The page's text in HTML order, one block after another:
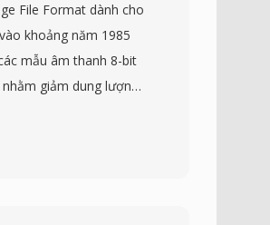
File Format dành cho
khoảng năm 1985
mẫu âm thanh 8-bit
giảm dung lượng
— khối VHDR chứa